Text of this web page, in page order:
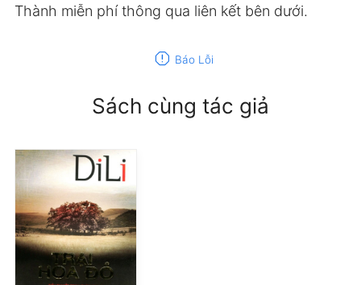
Thành miễn phí thông qua liên kết bên dưới.
report Báo Lỗi
Sách cùng tác giả